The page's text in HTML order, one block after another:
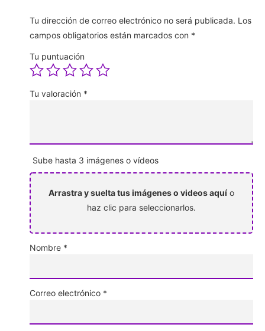
Tu dirección de correo electrónico no será publicada. Los
campos obligatorios están marcados con *
Tu puntuación
Tu valoración *
Sube hasta 3 imágenes o vídeos
Arrastra y suelta tus imágenes o videos aquí o
haz clic para seleccionarlos.
Nombre *
Correo electrónico *